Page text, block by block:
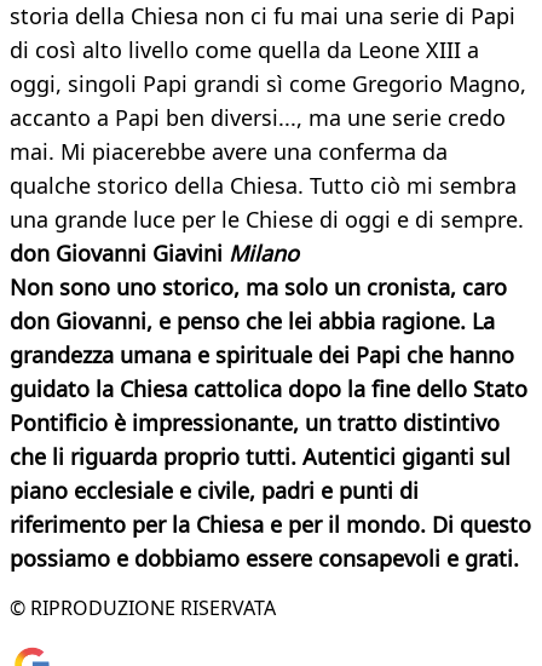
storia della Chiesa non ci fu mai una serie di Papi
di così alto livello come quella da Leone XIII a
oggi, singoli Papi grandi sì come Gregorio Magno,
accanto a Papi ben diversi..., ma une serie credo
mai. Mi piacerebbe avere una conferma da
qualche storico della Chiesa. Tutto ciò mi sembra
una grande luce per le Chiese di oggi e di sempre.
don Giovanni Giavini Milano
Non sono uno storico, ma solo un cronista, caro
don Giovanni, e penso che lei abbia ragione. La
grandezza umana e spirituale dei Papi che hanno
guidato la Chiesa cattolica dopo la fine dello Stato
Pontificio è impressionante, un tratto distintivo
che li riguarda proprio tutti. Autentici giganti sul
piano ecclesiale e civile, padri e punti di
riferimento per la Chiesa e per il mondo. Di questo
possiamo e dobbiamo essere consapevoli e grati.
© RIPRODUZIONE RISERVATA